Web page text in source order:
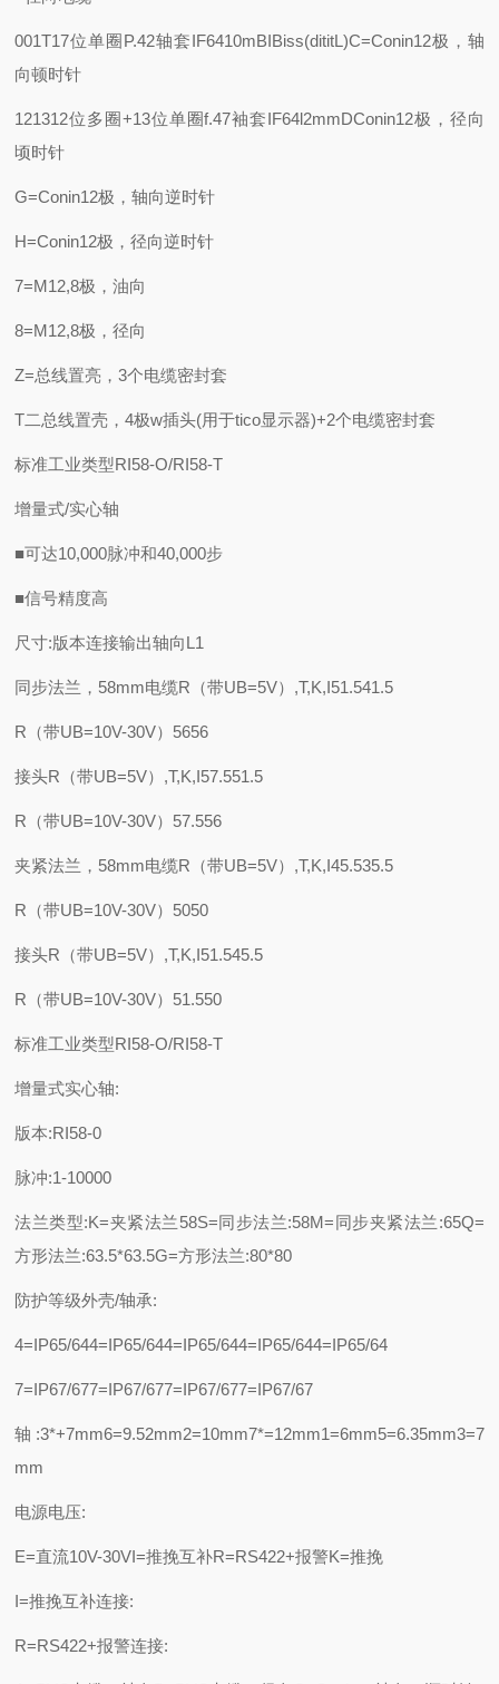
001T17位单圈P.42轴套IF6410mBIBiss(dititL)C=Conin12极，轴
向顿时针
121312位多圈+13位单圈f.47袖套IF64l2mmDConin12极，径向
顷时针
G=Conin12极，轴向逆时针
H=Conin12极，径向逆时针
7=M12,8极，油向
8=M12,8极，径向
Z=总线置亮，3个电缆密封套
T二总线置壳，4极w插头(用于tico显示器)+2个电缆密封套
标准工业类型RI58-O/RI58-T
增量式/实心轴
■可达10,000脉冲和40,000步
■信号精度高
尺寸:版本连接输出轴向L1
同步法兰，58mm电缆R（带UB=5V）,T,K,I51.541.5
R（带UB=10V-30V）5656
接头R（带UB=5V）,T,K,I57.551.5
R（带UB=10V-30V）57.556
夹紧法兰，58mm电缆R（带UB=5V）,T,K,I45.535.5
R（带UB=10V-30V）5050
接头R（带UB=5V）,T,K,I51.545.5
R（带UB=10V-30V）51.550
标准工业类型RI58-O/RI58-T
增量式实心轴:
版本:RI58-0
脉冲:1-10000
法兰类型:K=夹紧法兰58S=同步法兰:58M=同步夹紧法兰:65Q=
方形法兰:63.5*63.5G=方形法兰:80*80
防护等级外壳/轴承:
4=IP65/644=IP65/644=IP65/644=IP65/644=IP65/64
7=IP67/677=IP67/677=IP67/677=IP67/67
轴:3*+7mm6=9.52mm2=10mm7*=12mm1=6mm5=6.35mm3=7
mm
电源电压:
E=直流10V-30VI=推挽互补R=RS422+报警K=推挽
I=推挽互补连接:
R=RS422+报警连接: